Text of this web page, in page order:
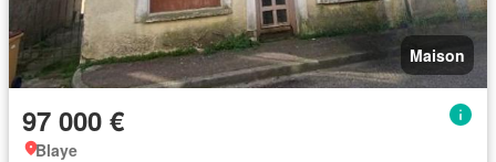
Maison
97 000 €
Blaye